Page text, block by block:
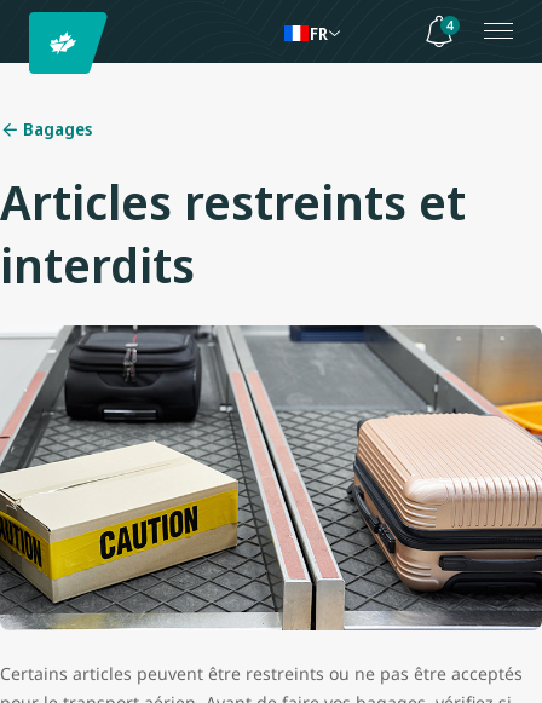
FR 4
Bagages
Articles restreints et
interdits
Certains articles peuvent être restreints ou ne pas être acceptés